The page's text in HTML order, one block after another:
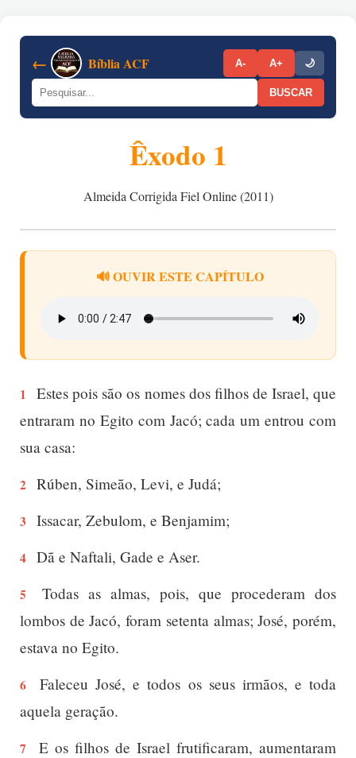
← Bíblia ACF A- A+ 🌙
BUSCAR
Êxodo 1
Almeida Corrigida Fiel Online (2011)
🔊 OUVIR ESTE CAPÍTULO
1
Estes pois são os nomes dos filhos de Israel, que
entraram no Egito com Jacó; cada um entrou com
sua casa:
2 Rúben, Simeão, Levi, e Judá;
3 Issacar, Zebulom, e Benjamim;
4 Dã e Naftali, Gade e Aser.
5
Todas as almas, pois, que procederam dos
lombos de Jacó, foram setenta almas; José, porém,
estava no Egito.
6
Faleceu José, e todos os seus irmãos, e toda
aquela geração.
7
E os filhos de Israel frutificaram, aumentaram